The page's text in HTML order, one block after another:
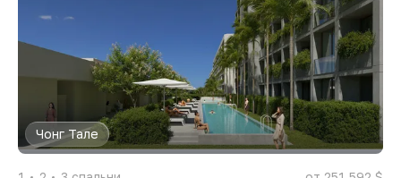
Чонг Тале